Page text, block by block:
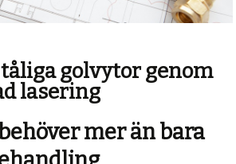
golvytor genom
lasering
mer än bara